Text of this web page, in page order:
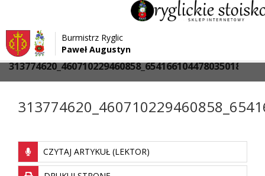
Przejdź do menu
Przejdź do głównej treści strony
Przejdź do stopki strony
Burmistrz Ryglic
Paweł Augustyn
Strona główna > Media >
313774620_460710229460858_6541661044780350183_n
CZYTAJ ARTYKUŁ (LEKTOR)